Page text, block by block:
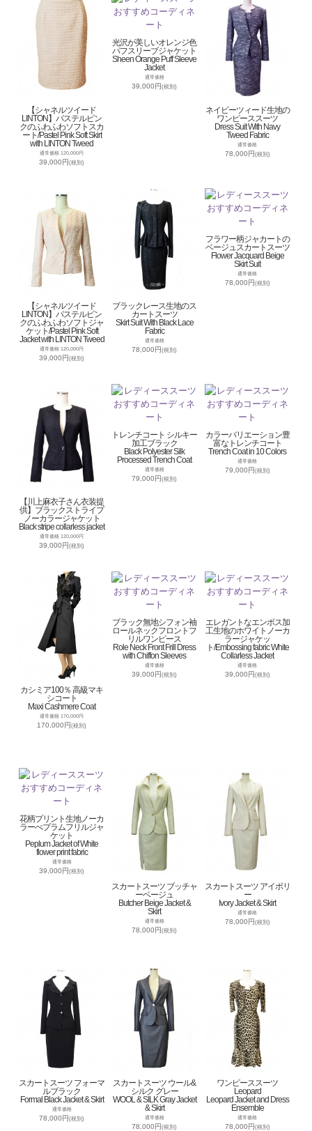
【シャネルツイード
LINTON】パステルピン
クのふわふわソフトスカ
ート/Pastel Pink Soft Skirt
with LINTON Tweed
通常価格 120,000円
39,000円(税別)
光沢が美しいオレンジ色
パフスリーブジャケット
Sheen Orange Puff Sleeve
Jacket
通常価格
39,000円(税別)
ネイビーツィード生地の
ワンピーススーツ
Dress Suit With Navy
Tweed Fabric
通常価格
78,000円(税別)
【シャネルツイード
LINTON】パステルピン
クのふわふわソフトジャ
ケット/Pastel Pink Soft
Jacket with LINTON Tweed
通常価格 120,000円
39,000円(税別)
ブラックレース生地のス
カートスーツ
Skirt Suit With Black Lace
Fabric
通常価格
78,000円(税別)
フラワー柄ジャカートの
ベージュスカートスーツ
Flower Jacquard Beige
Skirt Suit
通常価格
78,000円(税別)
【川上麻衣子さん衣装提
供】ブラックストライプ
ノーカラージャケット
Black stripe collarless jacket
通常価格 120,000円
39,000円(税別)
トレンチコート シルキー
加工ブラック
Black Polyester Silk
Processed Trench Coat
通常価格
79,000円(税別)
カラーバリエーション豊
富なトレンチコート
Trench Coat in 10 Colors
通常価格
79,000円(税別)
カシミア100％ 高級マキ
シコート
Maxi Cashmere Coat
通常価格 170,000円
170,000円(税別)
ブラック無地シフォン袖
ロールネックフロントフ
リルワンピース
Role Neck Front Frill Dress
with Chiffon Sleeves
通常価格
39,000円(税別)
エレガントなエンボス加
工生地のホワイトノーカ
ラージャケッ
ト/Embossing fabric White
Collarless Jacket
通常価格
39,000円(税別)
花柄プリント生地ノーカ
ラーぺプラムフリルジャ
ケット
Peplum Jacket of White
flower print fabric
通常価格
39,000円(税別)
スカートスーツ ブッチャ
ーベージュ
Butcher Beige Jacket &
Skirt
通常価格
78,000円(税別)
スカートスーツ アイボリ
ー
Ivory Jacket & Skirt
通常価格
78,000円(税別)
スカートスーツ フォーマ
ルブラック
Formal Black Jacket & Skirt
通常価格
78,000円(税別)
スカートスーツ ウール&
シルク グレー
WOOL & SILK Gray Jacket
& Skirt
通常価格
78,000円(税別)
ワンピーススーツ
Leopard
Leopard Jacket and Dress
Ensemble
通常価格
78,000円(税別)